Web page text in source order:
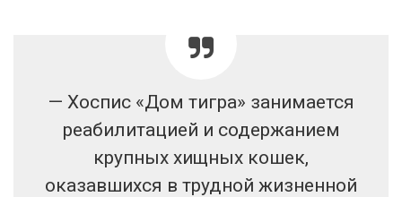
— Хоспис «Дом тигра» занимается
реабилитацией и содержанием
крупных хищных кошек,
оказавшихся в трудной жизненной